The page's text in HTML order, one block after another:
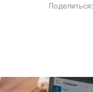
Поделиться: